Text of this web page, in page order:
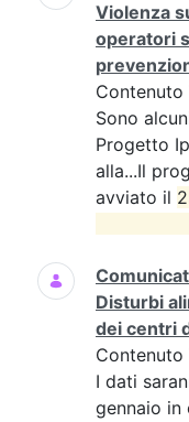
Violenza
operatori
Contenuto
Sono
Progetto
alla...Il
avviato il
Disturbi
dei centri
Contenuto
I dati
gennaio in